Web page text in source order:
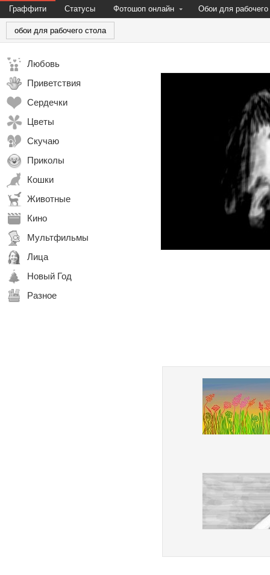
Граффити Статусы Фотошоп онлайн Обои для рабочего
обои для рабочего стола
Любовь
Приветствия
Сердечки
Цветы
Скучаю
Приколы
Кошки
Животные
Кино
Мультфильмы
Лица
Новый Год
Разное